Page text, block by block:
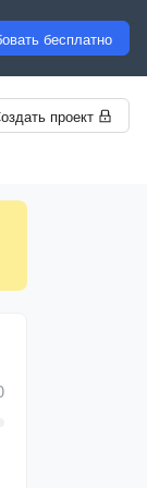
бесплатно
проект